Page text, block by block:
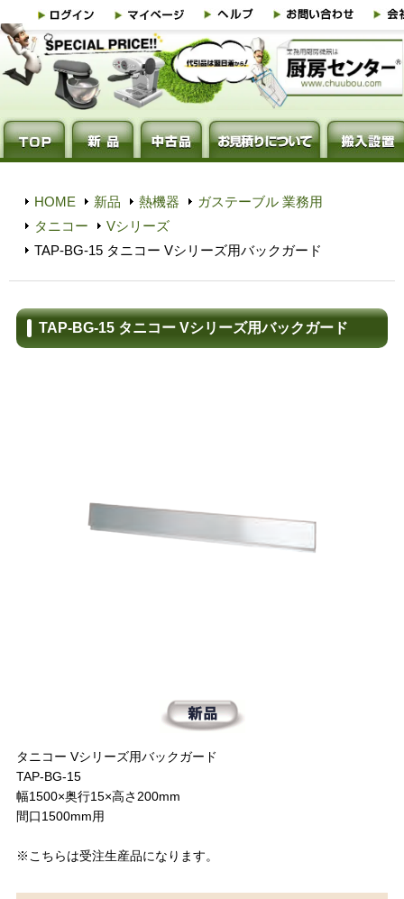
HOME 新品 熱機器
ガステーブル 業務用
タニコー
Vシリーズ
TAP-BG-15 タニコー Vシリーズ用バックガード
TAP-BG-15 タニコー Vシリーズ用バックガード
タニコー Vシリーズ用バックガード
TAP-BG-15
幅1500×奥行15×高さ200mm
間口1500mm用
※こちらは受注生産品になります。